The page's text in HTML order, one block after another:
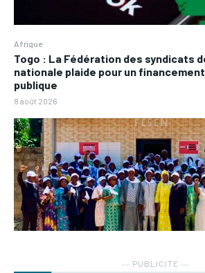
Afrique
Togo : La Fédération des syndicats
nationale plaide pour un financement
publique
8 août 2026
― PUBLICITE ―